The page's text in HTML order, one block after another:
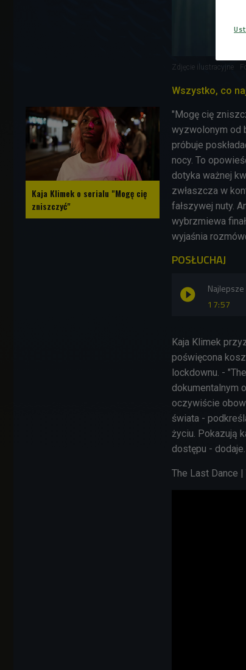
Zdjęcie ilustracyjne
Wszystko, co
Kaja Klimek o serialu "Mogę cię
zniszczyć"
"Mogę cię
wyzwolonym od
próbuje
nocy. To
dotyka ważnej
zwłaszcza w
fałszywej nuty.
wybrzmiewa
wyjaśnia
POSŁUCHAJ
17:57
Kaja Klimek
poświęcona
lockdownu. -
dokumentalnym
oczywiście
świata -
życiu. Pokazują
dostępu - dodaje.
The Last Dance